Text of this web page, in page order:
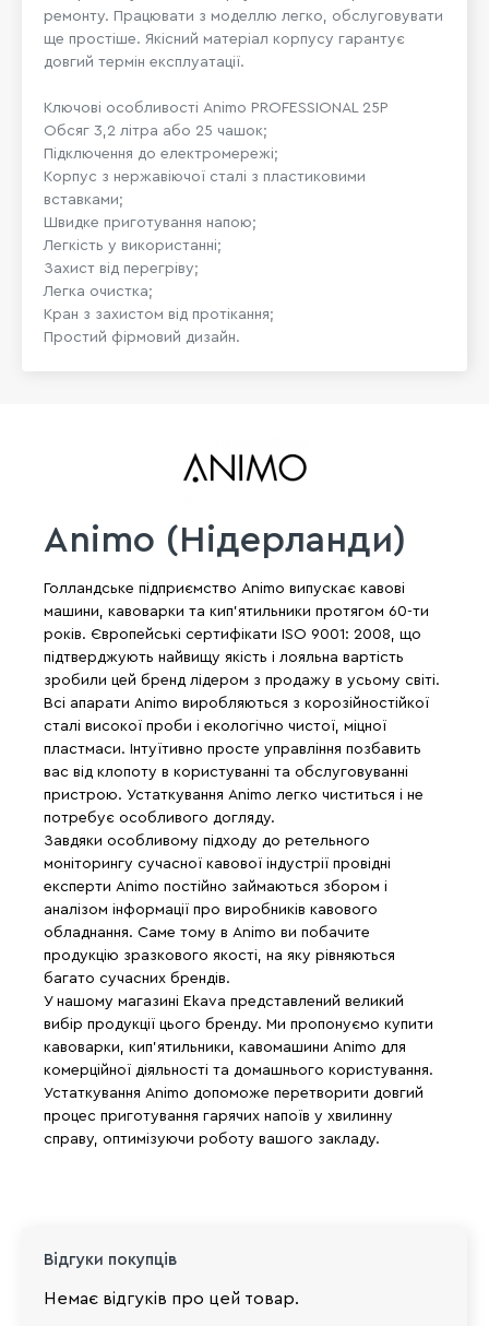
ремонту. Працювати з моделлю легко, обслуговувати
ще простіше. Якісний матеріал корпусу гарантує
довгий термін експлуатації.
Ключові особливості Animo PROFESSIONAL 25P
Обсяг 3,2 літра або 25 чашок;
Підключення до електромережі;
Корпус з нержавіючої сталі з пластиковими
вставками;
Швидке приготування напою;
Легкість у використанні;
Захист від перегріву;
Легка очистка;
Кран з захистом від протікання;
Простий фірмовий дизайн.
Animo (Нідерланди)
Голландське підприємство Animo випускає кавові
машини, кавоварки та кип'ятильники протягом 60-ти
років. Європейські сертифікати ISO 9001: 2008, що
підтверджують найвищу якість і лояльна вартість
зробили цей бренд лідером з продажу в усьому світі.
Всі апарати Animo виробляються з корозійностійкої
сталі високої проби і екологічно чистої, міцної
пластмаси. Інтуїтивно просте управління позбавить
вас від клопоту в користуванні та обслуговуванні
пристрою. Устаткування Animo легко чиститься і не
потребує особливого догляду.
Завдяки особливому підходу до ретельного
моніторингу сучасної кавової індустрії провідні
експерти Animo постійно займаються збором і
аналізом інформації про виробників кавового
обладнання. Саме тому в Animo ви побачите
продукцію зразкового якості, на яку рівняються
багато сучасних брендів.
У нашому магазині Ekava представлений великий
вибір продукції цього бренду. Ми пропонуємо купити
кавоварки, кип'ятильники, кавомашини Animo для
комерційної діяльності та домашнього користування.
Устаткування Animo допоможе перетворити довгий
процес приготування гарячих напоїв у хвилинну
справу, оптимізуючи роботу вашого закладу.
Відгуки покупців
Немає відгуків про цей товар.